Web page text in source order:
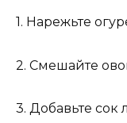
1. Нарежьте
2. Смешайте
3. Добавьте